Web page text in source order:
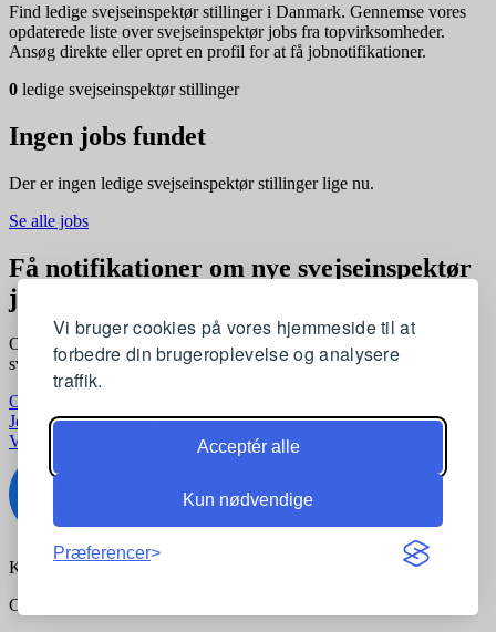
Vi bruger cookies på vores hjemmeside til at
forbedre din brugeroplevelse og analysere
traffik.
Acceptér alle
Kun nødvendige
Præferencer
Find ledige svejseinspektør stillinger i Danmark. Gennemse vores
opdaterede liste over svejseinspektør jobs fra topvirksomheder.
Ansøg direkte eller opret en profil for at få jobnotifikationer.
0 ledige svejseinspektør stillinger
Ingen jobs fundet
Der er ingen ledige svejseinspektør stillinger lige nu.
Se alle jobs
Få notifikationer om nye svejseinspektør
jobs
Opret en profil og få automatisk besked, når der kommer nye
svejseinspektør stillinger, der matcher dine præferencer
Opret profil gratis
Jobkategorier Joblokationer For virksomheder
Vilkår og betingelser
Privatlivspolitik
Kontakt:support@komvidere.dk
Copyright © 2026 komvidere.dk. Alle rettigheder forbeholdes.